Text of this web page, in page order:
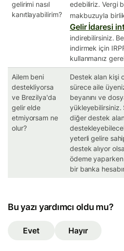
gelirimi nasıl
kanıtlayabilirim?
edebiliriz. Vergi
makbuzuyla
Gelir İdaresi
indirebilirsiniz.
indirmek için
kullanmanız
Ailem beni
destekliyorsa
ve Brezilya'da
gelir elde
etmiyorsam ne
olur?
Destek alan kişi
sürece aile
beyanını ve
yükleyebilirsiniz.
diğer destek
yeterli gelire
destek alıyor
ödeme
bir banka
Bu yazı yardımcı oldu mu?
Evet Hayır